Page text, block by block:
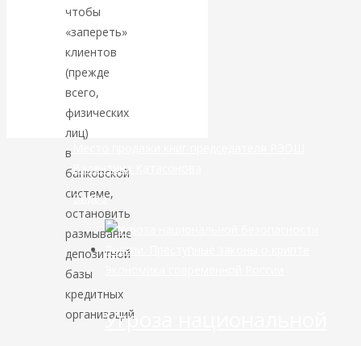
банковской
сфере России
уже начался
чтобы
«запереть»
клиентов
(прежде
всего,
физических
лиц)
в
банковской
системе,
остановить
размывание
депозитной
базы
кредитных
организаций.
Валентина Катасонова
Видео
Угроза национальной